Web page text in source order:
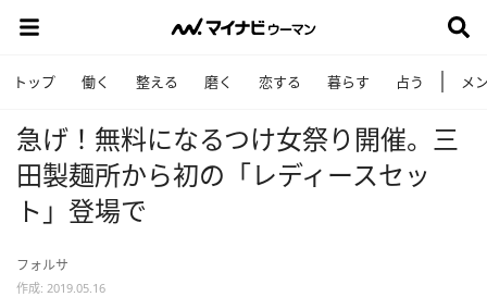
トップ 働く 整える 磨く 恋する 暮らす 占う メ
急げ！無料になるつけ女祭り開催。三
田製麺所から初の「レディースセッ
ト」登場で
フォルサ
作成: 2019.05.16